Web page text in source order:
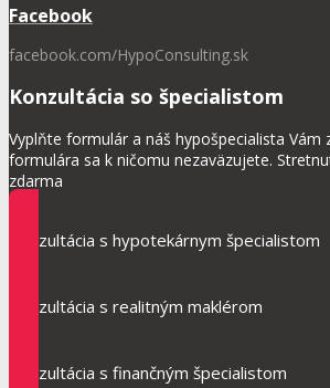
Facebook
facebook.com/HypoConsulting.sk
Konzultácia so špecialistom
Vyplňte formulár a náš hypošpecialista Vám
formulára sa k ničomu nezaväzujete.
zdarma
Konzultácia s hypotekárnym špecialistom
Konzultácia s realitným maklérom
Konzultácia s finančným špecialistom